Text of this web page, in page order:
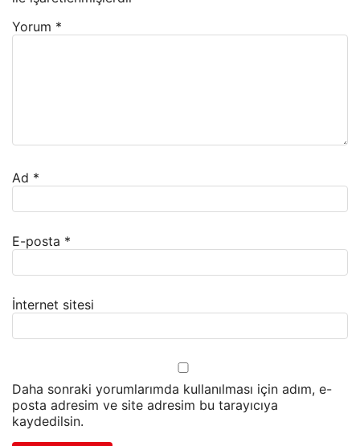
Yorum *
Ad *
E-posta *
İnternet sitesi
Daha sonraki yorumlarımda kullanılması için adım, e-
posta adresim ve site adresim bu tarayıcıya
kaydedilsin.